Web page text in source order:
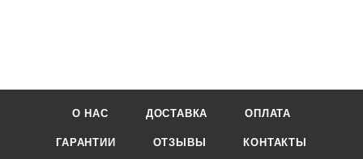
О НАС ДОСТАВКА ОПЛАТА
ГАРАНТИИ ОТЗЫВЫ КОНТАКТЫ